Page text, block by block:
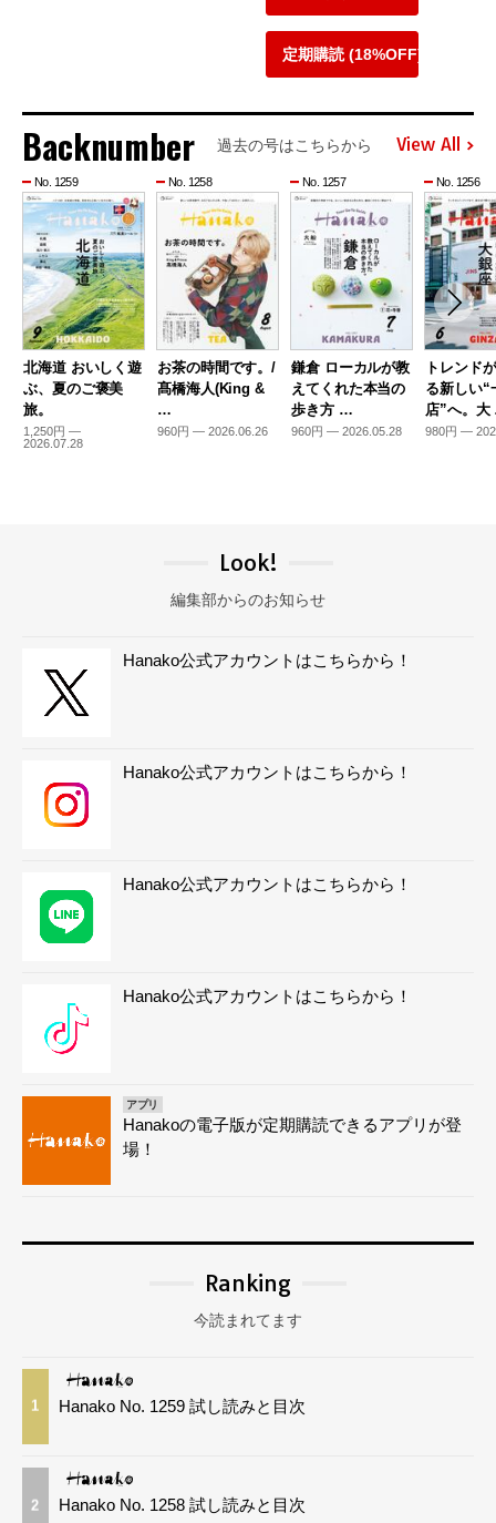
定期購読 (18%OFF)
Backnumber 過去の号はこちらから View All
No. 1259
北海道 おいしく遊
ぶ、夏のご褒美
旅。
1,250円 —
2026.07.28
No. 1258
お茶の時間です。/
髙橋海人(King &
…
960円 — 2026.06.26
No. 1257
鎌倉 ローカルが教
えてくれた本当の
歩き方 …
960円 — 2026.05.28
No. 1256
トレンド
る新しい“
店”へ。
980円 —
Look!
編集部からのお知らせ
Hanako公式アカウントはこちらから！
Hanako公式アカウントはこちらから！
Hanako公式アカウントはこちらから！
Hanako公式アカウントはこちらから！
アプリ
Hanakoの電子版が定期購読できるアプリが登
場！
Ranking
今読まれてます
1 Hanako No. 1259 試し読みと目次
2 Hanako No. 1258 試し読みと目次